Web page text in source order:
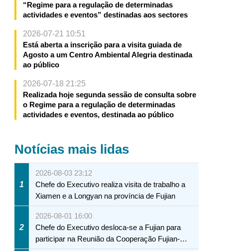
“Regime para a regulação de determinadas
actividades e eventos” destinadas aos sectores
2026-07-21 10:51
Está aberta a inscrição para a visita guiada de
Agosto a um Centro Ambiental Alegria destinada
ao público
2026-07-18 21:25
Realizada hoje segunda sessão de consulta sobre
o Regime para a regulação de determinadas
actividades e eventos, destinada ao público
Notícias mais lidas
1
2026-08-03 23:12
Chefe do Executivo realiza visita de trabalho a
Xiamen e a Longyan na província de Fujian
2
2026-08-01 16:00
Chefe do Executivo desloca-se a Fujian para
participar na Reunião da Cooperação Fujian-